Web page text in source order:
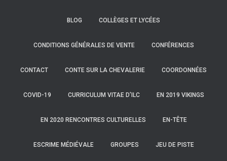
BLOG COLLÈGES ET LYCÉES
CONDITIONS GÉNÉRALES DE VENTE CONFÉRENCES
CONTACT CONTE SUR LA CHEVALERIE COORDONNÉES
COVID-19 CURRICULUM VITAE D’ILC EN 2019 VIKINGS
EN 2020 RENCONTRES CULTURELLES EN-TÊTE
ESCRIME MÉDIÉVALE GROUPES JEU DE PISTE